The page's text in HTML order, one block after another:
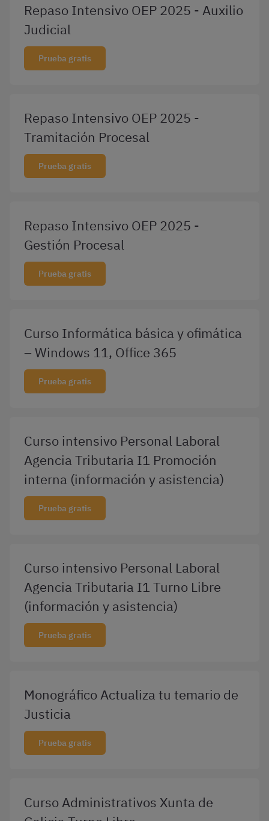
Repaso Intensivo OEP 2025 - Auxilio
Judicial
Prueba gratis
Repaso Intensivo OEP 2025 -
Tramitación Procesal
Prueba gratis
Repaso Intensivo OEP 2025 -
Gestión Procesal
Prueba gratis
Curso Informática básica y ofimática
– Windows 11, Office 365
Prueba gratis
Curso intensivo Personal Laboral
Agencia Tributaria I1 Promoción
interna (información y asistencia)
Prueba gratis
Curso intensivo Personal Laboral
Agencia Tributaria I1 Turno Libre
(información y asistencia)
Prueba gratis
Monográfico Actualiza tu temario de
Justicia
Prueba gratis
Curso Administrativos Xunta de